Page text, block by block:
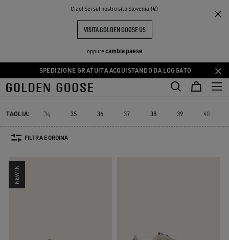
Ciao! Sei sul nostro sito Slovenia (€)
VISITA GOLDEN GOOSE US
oppurecambia paese
Vai
al
principale
Vai
al
del
piè
di
SPEDIZIONE GRATUITA ACQUISTANDO DA LOGGATO
THE
COMMUNITY
SNEAKERS RUNNING
SNEAKERS RUNNING DONNA
Platform
Platform
SNEAKERS RUNNING
SNEAKERS RUNNING
Sneaker High-top
Sneaker High-top
Vedi Tutto
TAGLIA: 34 35 36 37 38 39 40
FILTRA E ORDINA
NEW IN